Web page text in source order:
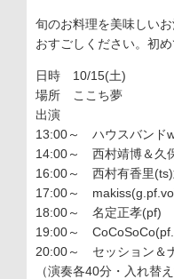
旬のお料理を美味しい
おすごしください。初
日時 10/15(土)
場所 ここち夢
出演
13:00～ ハウスバンド
14:00～ 西村靖博＆久
16:00～ 西村有香里(ts)
17:00～
18:00～ 名定正孝(pf)
19:00～
20:00～ セッション＆
（演奏各40分・入れ替え